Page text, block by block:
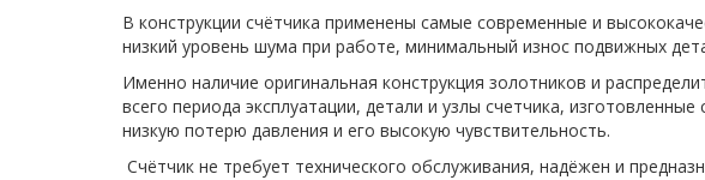
В конструкции счётчика применены самые современные и
низкий уровень шума при работе, минимальный износ подвижных
Именно наличие оригинальная конструкция золотников и
всего периода эксплуатации, детали и узлы счетчика,
низкую потерю давления и его высокую чувствительность.
Счётчик не требует технического обслуживания, надёжен и